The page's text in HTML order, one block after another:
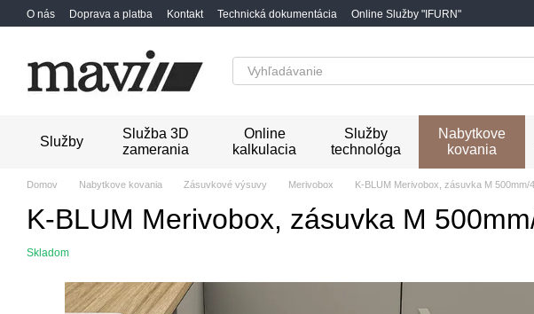
Перейти к основному контенту
O nás Doprava a platba Kontakt Technická dokumentácia Online Služby "IFURN"
Služby
Služba 3D
zamerania
Online
kalkulacia
Služby
technológa
Nabytkove
kovania
Domov Nabytkove kovania Zásuvkové výsuvy Merivobox K-BLUM Merivobox, zásuvka M
K-BLUM Merivobox, zásuvka M
Skladom